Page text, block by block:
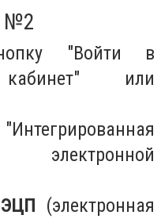
№2
"Войти в
кабинет" или
(электронная